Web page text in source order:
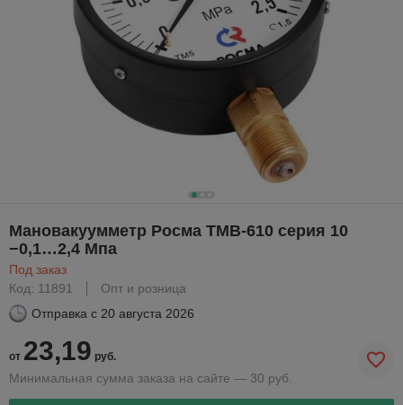
Мановакуумметр Росма ТМВ-610 серия 10
−0,1…2,4 Мпа
Под заказ
Код: 11891
Опт и розница
Отправка с 20 августа 2026
от 23,19 руб.
Минимальная сумма заказа на сайте — 30 руб.